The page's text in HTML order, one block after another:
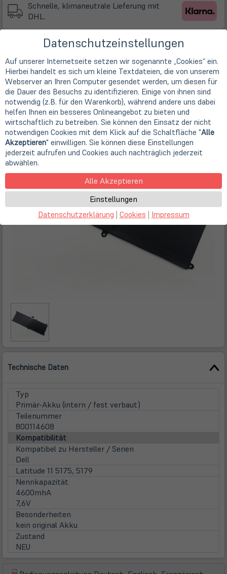
Schnelle, klimaneutrale Lieferung mit
DHL.
Online Store:
(öffnet
neuem
Tab)
Leider ausverkauft! € 59,00
inkl. USt zzgl.Versand
Technische Daten
Typ
Primär-Akku (intern / fest verbaut)
Teilenummer
800114608
Kompatibilität
Kompatibel zu Hersteller / Serien
Dell
Latitude 11 5175, 5179
Nennkapazität
4600mhA
7,6V
Besonderheiten
kein original Akku
Zustand
NEU
Datenschutzeinstellungen
Auf unserer Internetseite setzen wir sogenannte „Cookies“ ein.
Hierbei handelt es sich um kleine Textdateien, die von unserem
Webserver an Ihren Computer gesendet werden, um diesen für
die Dauer des Besuchs zu identifizieren. Einige von ihnen sind
notwendig (z.B. für den Warenkorb), während andere uns dabei
helfen Ihnen ein besseres Onlineangebot zu bieten und
wirtschaftlich zu betreiben. Sie können den Einsatz der nicht
notwendigen Cookies mit dem Klick auf die Schaltfläche "Alle
Akzeptieren" einwilligen. Sie können diese Einstellungen
jederzeit aufrufen und Cookies auch nachträglich jederzeit
abwählen.
Alle Akzeptieren
Einstellungen
Datenschutzerklärung | Cookies | Impressum